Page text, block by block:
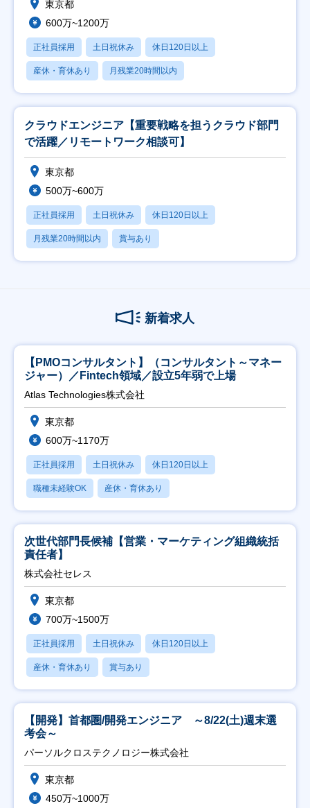
東京都
600万~1200万
正社員採用 土日祝休み 休日120日以上
産休・育休あり 月残業20時間以内
クラウドエンジニア【重要戦略を担うクラウド部門
で活躍／リモートワーク相談可】
東京都
500万~600万
正社員採用 土日祝休み 休日120日以上
月残業20時間以内 賞与あり
新着求人
【PMOコンサルタント】（コンサルタント～マネー
ジャー）／Fintech領域／設立5年弱で上場
Atlas Technologies株式会社
東京都
600万~1170万
正社員採用 土日祝休み 休日120日以上
職種未経験OK 産休・育休あり
次世代部門長候補【営業・マーケティング組織統括
責任者】
株式会社セレス
東京都
700万~1500万
正社員採用 土日祝休み 休日120日以上
産休・育休あり 賞与あり
【開発】首都圏/開発エンジニア ～8/22(土)週末選
考会～
パーソルクロステクノロジー株式会社
東京都
450万~1000万